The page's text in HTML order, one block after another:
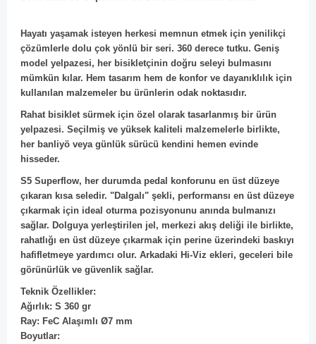
Hayatı yaşamak isteyen herkesi memnun etmek için yenilikçi
çözümlerle dolu çok yönlü bir seri. 360 derece tutku. Geniş
model yelpazesi, her bisikletçinin doğru seleyi bulmasını
mümkün kılar. Hem tasarım hem de konfor ve dayanıklılık için
kullanılan malzemeler bu ürünlerin odak noktasıdır.
Rahat bisiklet sürmek için özel olarak tasarlanmış bir ürün
yelpazesi. Seçilmiş ve yüksek kaliteli malzemelerle birlikte,
her banliyö veya günlük sürücü kendini hemen evinde
hisseder.
S5 Superflow, her durumda pedal konforunu en üst düzeye
çıkaran kısa seledir. "Dalgalı" şekli, performansı en üst düzeye
çıkarmak için ideal oturma pozisyonunu anında bulmanızı
sağlar. Dolguya yerleştirilen jel, merkezi akış deliği ile birlikte,
rahatlığı en üst düzeye çıkarmak için perine üzerindeki baskıyı
hafifletmeye yardımcı olur. Arkadaki Hi-Viz ekleri, geceleri bile
görünürlük ve güvenlik sağlar.
Teknik Özellikler:
Ağırlık: S 360 gr
Ray: FeC Alaşımlı Ø7 mm
Boyutlar: